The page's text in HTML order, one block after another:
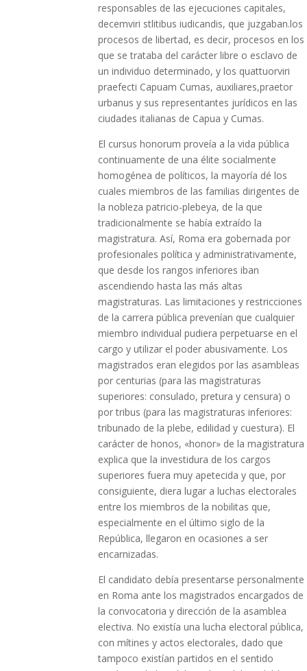
responsables de las ejecuciones capitales,
decemviri stlitibus iudicandis, que juzgaban.los
procesos de libertad, es decir, procesos en los
que se trataba del carácter libre o esclavo de
un individuo determinado, y los quattuorviri
praefecti Capuam Cumas, auxiliares,praetor
urbanus y sus representantes jurídicos en las
ciudades italianas de Capua y Cumas.
El cursus honorum proveía a la vida pública
continuamente de una élite socialmente
homogénea de políticos, la mayoría dé los
cuales miembros de las familias dirigentes de
la nobleza patricio-plebeya, de la que
tradicionalmente se había extraído la
magistratura. Así, Roma era gobernada por
profesionales política y administrativamente,
que desde los rangos inferiores iban
ascendiendo hasta las más altas
magistraturas. Las limitaciones y restricciones
de la carrera pública prevenían que cualquier
miembro individual pudiera perpetuarse en el
cargo y utilizar el poder abusivamente. Los
magistrados eran elegidos por las asambleas
por centurias (para las magistraturas
superiores: consulado, pretura y censura) o
por tribus (para las magistraturas inferiores:
tribunado de la plebe, edilidad y cuestura). El
carácter de honos, «honor» de la magistratura
explica que la investidura de los cargos
superiores fuera muy apetecida y que, por
consiguiente, diera lugar a luchas electorales
entre los miembros de la nobilitas que,
especialmente en el último siglo de la
República, llegaron en ocasiones a ser
encarnizadas.
El candidato debía presentarse personalmente
en Roma ante los magistrados encargados de
la convocatoria y dirección de la asamblea
electiva. No existía una lucha electoral pública,
con mítines y actos electorales, dado que
tampoco existían partidos en el sentido